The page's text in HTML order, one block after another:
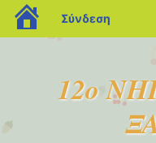
blogs.sch.gr
Σύνδεση
12ο